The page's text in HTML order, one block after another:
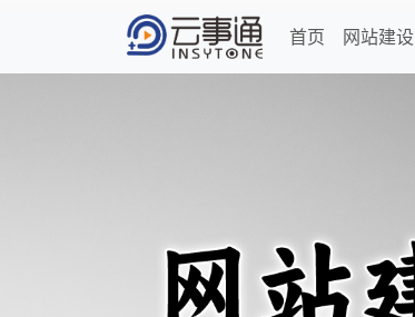
首页 网站建设